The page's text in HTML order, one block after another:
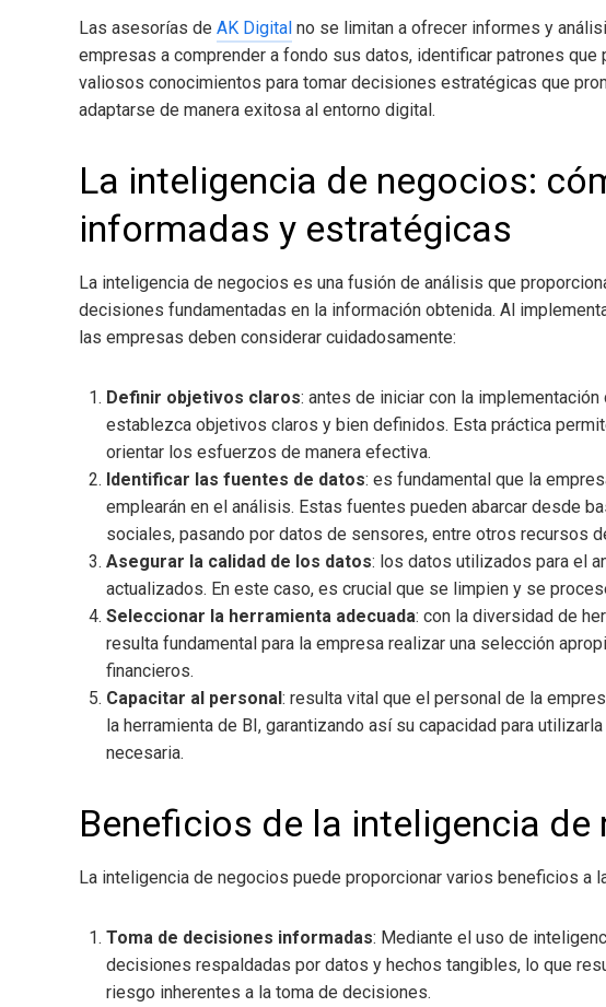
Las asesorías de AK Digital no se limitan a ofrecer informes y
empresas a comprender a fondo sus datos, identificar patrones
valiosos conocimientos para tomar decisiones estratégicas que
adaptarse de manera exitosa al entorno digital.
La inteligencia de negocios:
informadas y estratégicas
La inteligencia de negocios es una fusión de análisis que
decisiones fundamentadas en la información obtenida. Al
las empresas deben considerar cuidadosamente:
Definir objetivos claros: antes de iniciar con la
establezca objetivos claros y bien definidos. Esta práctica
orientar los esfuerzos de manera efectiva.
Identificar las fuentes de datos: es fundamental que la
emplearán en el análisis. Estas fuentes pueden abarcar desde
sociales, pasando por datos de sensores, entre otros recursos
Asegurar la calidad de los datos: los datos utilizados para el
actualizados. En este caso, es crucial que se limpien y se
Seleccionar la herramienta adecuada: con la diversidad de
resulta fundamental para la empresa realizar una selección
financieros.
Capacitar al personal: resulta vital que el personal de la
la herramienta de BI, garantizando así su capacidad para
necesaria.
Beneficios de la inteligencia de
La inteligencia de negocios puede proporcionar varios beneficios a
Toma de decisiones informadas: Mediante el uso de
decisiones respaldadas por datos y hechos tangibles, lo que
riesgo inherentes a la toma de decisiones.